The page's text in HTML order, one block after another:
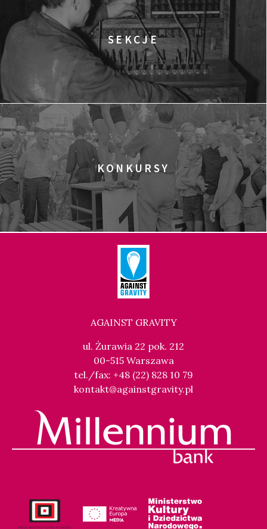
SEKCJE
KONKURSY
AGAINST GRAVITY
ul. Żurawia 22 pok. 212
00-515 Warszawa
tel./fax: +48 (22) 828 10 79
kontakt@againstgravity.pl